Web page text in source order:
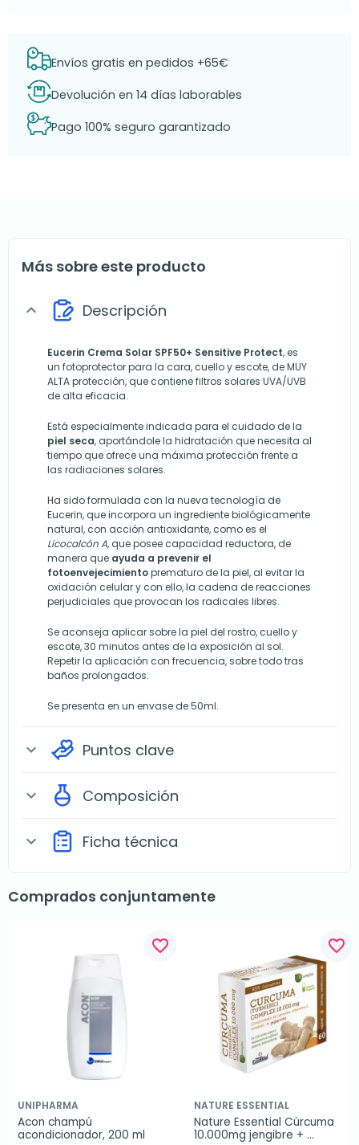
Envíos gratis en pedidos +65€
Devolución en 14 días laborables
Pago 100% seguro garantizado
Más sobre este producto
expand_more Descripción
Eucerin Crema Solar SPF50+ Sensitive Protect, es
un fotoprotector para la cara, cuello y escote, de MUY
ALTA protección, que contiene filtros solares UVA/UVB
de alta eficacia.
Está especialmente indicada para el cuidado de la
piel seca, aportándole la hidratación que necesita al
tiempo que ofrece una máxima protección frente a
las radiaciones solares.
Ha sido formulada con la nueva tecnología de
Eucerin, que incorpora un ingrediente biológicamente
natural, con acción antioxidante, como es el
Licocalcón A,que posee capacidad reductora, de
manera que ayuda a prevenir el
fotoenvejecimientoprematuro de la piel, al evitar la
oxidación celular y con ello, la cadena de reacciones
perjudiciales que provocan los radicales libres.
Se aconseja aplicar sobre la piel del rostro, cuello y
escote, 30 minutos antes de la exposición al sol.
Repetir la aplicación con frecuencia, sobre todo tras
baños prolongados.
Se presenta en un envase de 50ml.
expand_more Puntos clave
expand_more Composición
expand_more Ficha técnica
Comprados conjuntamente
favorite_border
UNIPHARMA
Acon champú
acondicionador, 200 ml
favorite_border
NATURE ESSENTIAL
Nature Essential Cúrcuma
10.000mg jengibre +